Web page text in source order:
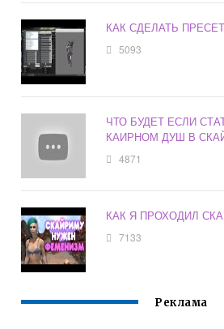
КАК СДЕЛАТЬ
5093
ЧТО БУДЕТ ЕСЛИ
КАИРНОМ ДУШ В
4871
КАК Я ПРОХОДИЛ
7133
Реклама